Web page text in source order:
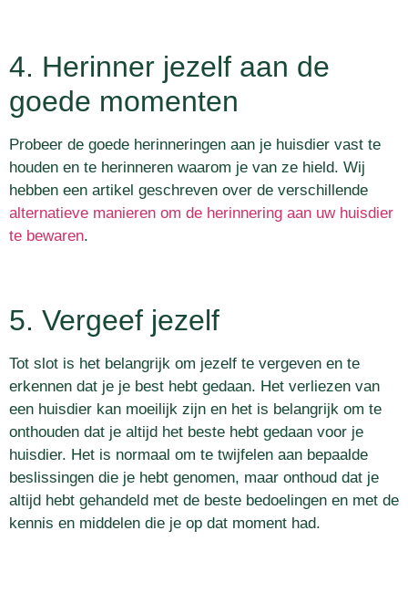
4. Herinner jezelf aan de
goede momenten
Probeer de goede herinneringen aan je huisdier vast te
houden en te herinneren waarom je van ze hield. Wij
hebben een artikel geschreven over de verschillende
alternatieve manieren om de herinnering aan uw huisdier
te bewaren.
5. Vergeef jezelf
Tot slot is het belangrijk om jezelf te vergeven en te
erkennen dat je je best hebt gedaan. Het verliezen van
een huisdier kan moeilijk zijn en het is belangrijk om te
onthouden dat je altijd het beste hebt gedaan voor je
huisdier. Het is normaal om te twijfelen aan bepaalde
beslissingen die je hebt genomen, maar onthoud dat je
altijd hebt gehandeld met de beste bedoelingen en met de
kennis en middelen die je op dat moment had.